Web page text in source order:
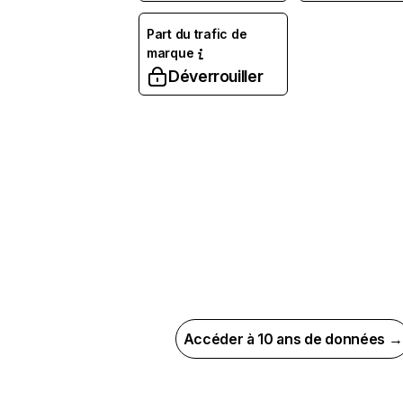
Part du trafic de
marque
Déverrouiller
Accéder à 10 ans de données →